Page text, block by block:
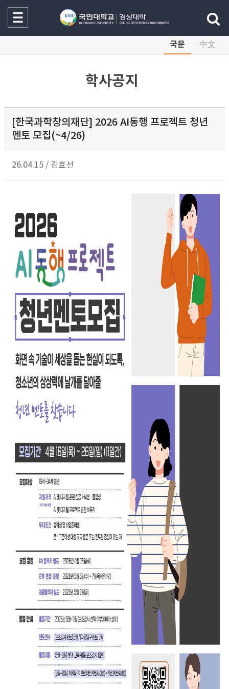
국문 中文
학사공지
[한국과학창의재단] 2026 AI동행 프로젝트 청년
멘토 모집(~4/26)
26.04.15 / 김효선